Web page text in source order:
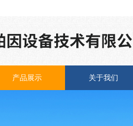
产品展示 关于我们